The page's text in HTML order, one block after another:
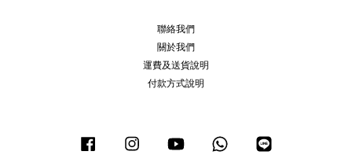
聯絡我們
關於我們
運費及送貨說明
付款方式說明
Facebook Instagram YouTube Whatsapp